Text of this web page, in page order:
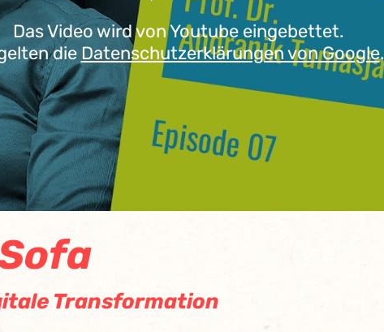
Das Video wird von Youtube eingebettet.
die Datenschutzerklärungen von Google.
Transformation